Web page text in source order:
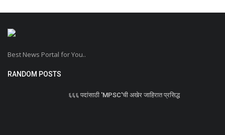
Best News Portal for You..
RANDOM POSTS
६६६ पदांसाठी 'MPSC'ची अखेर जाहिरात प्रसिद्ध